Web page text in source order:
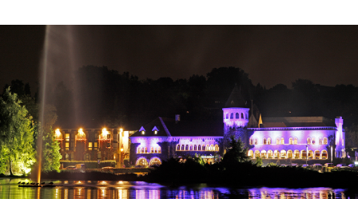
10+ miljoen leden